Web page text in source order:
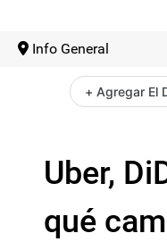
Info General
+ Agregar El
Uber,
qué